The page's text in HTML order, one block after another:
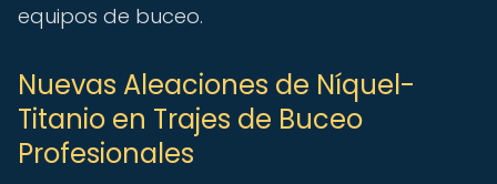
equipos de buceo.
Nuevas Aleaciones de Níquel-
Titanio en Trajes de Buceo
Profesionales